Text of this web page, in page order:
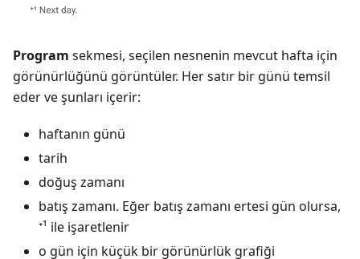
Program sekmesi, seçilen nesnenin mevcut hafta için
görünürlüğünü görüntüler. Her satır bir günü temsil
eder ve şunları içerir:
haftanın günü
tarih
doğuş zamanı
batış zamanı. Eğer batış zamanı ertesi gün olursa,
⁺¹ ile işaretlenir
o gün için küçük bir görünürlük grafiği